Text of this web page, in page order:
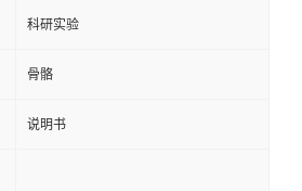
科研实验
骨骼
说明书